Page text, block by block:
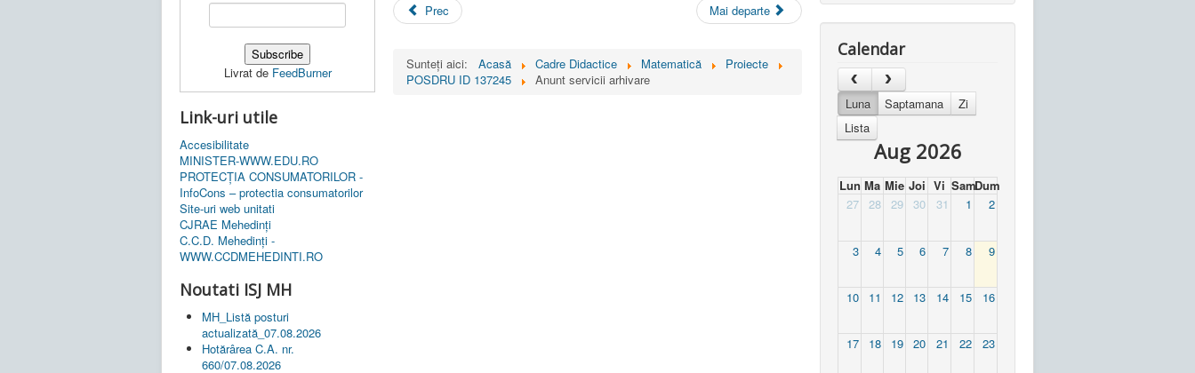
Livrat de FeedBurner
Link-uri utile
Accesibilitate
MINISTER-WWW.EDU.RO
PROTECȚIA CONSUMATORILOR -
InfoCons – protectia consumatorilor
Site-uri web unitati
CJRAE Mehedinți
C.C.D. Mehedinţi -
WWW.CCDMEHEDINTI.RO
Noutati ISJ MH
MH_Listă posturi
actualizată_07.08.2026
Hotărârea C.A. nr.
660/07.08.2026
Prec Mai departe
Sunteți aici: Acasă Cadre Didactice Matematică
Proiecte
POSDRU ID 137245
Anunt servicii arhivare
Calendar
Luna Saptamana
Zi
Lista
Aug 2026
Lun Ma Mie Joi Vi SamDum
27
28 29 30 31 1 2
3 4 5 6 7 8 9
10 11 12 13 14 15 16
17 18 19 20 21 22 23